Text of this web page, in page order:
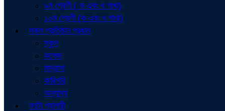
৯ম শ্রেণী ( ক এবং খ শাখা)
১০ম শ্রেণী (ক এবং খ শাখা)
সকল প্রতিষ্ঠান প্রধান
স্কুল
কলেজ
মাদ্রাসা
কারিগরি
অন্যান্য
ফটো গ্যালারী